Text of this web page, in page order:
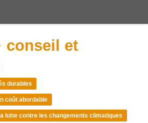
conseil et
durables
coût abordable
lutte contre les changements climatiques